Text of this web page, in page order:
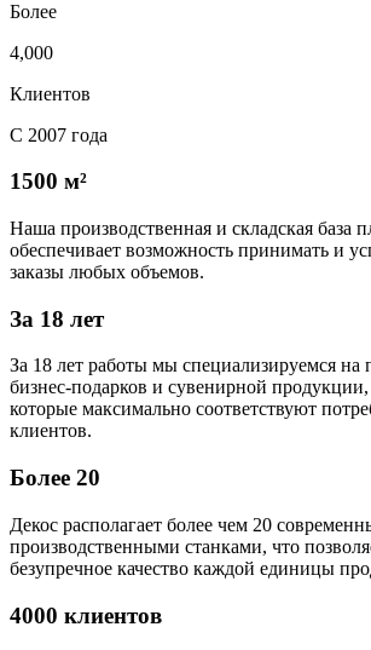
Более
4,000
Клиентов
С 2007 года
1500 м²
Наша производственная и складская база
обеспечивает возможность принимать и
заказы любых объемов.
За 18 лет
За 18 лет работы мы специализируемся на
бизнес-подарков и сувенирной продукции,
которые максимально соответствуют
клиентов.
Более 20
Декос располагает более чем 20
производственными станками, что
безупречное качество каждой единицы
4000 клиентов